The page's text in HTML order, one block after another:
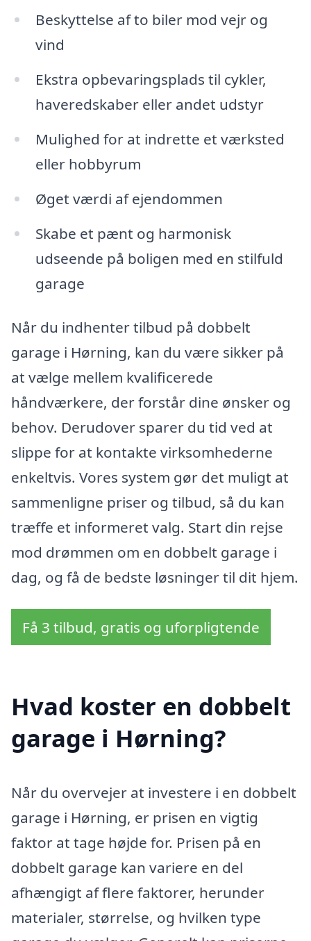
Beskyttelse af to biler mod vejr og
vind
Ekstra opbevaringsplads til cykler,
haveredskaber eller andet udstyr
Mulighed for at indrette et værksted
eller hobbyrum
Øget værdi af ejendommen
Skabe et pænt og harmonisk
udseende på boligen med en stilfuld
garage
Når du indhenter tilbud på dobbelt
garage i Hørning, kan du være sikker på
at vælge mellem kvalificerede
håndværkere, der forstår dine ønsker og
behov. Derudover sparer du tid ved at
slippe for at kontakte virksomhederne
enkeltvis. Vores system gør det muligt at
sammenligne priser og tilbud, så du kan
træffe et informeret valg. Start din rejse
mod drømmen om en dobbelt garage i
dag, og få de bedste løsninger til dit hjem.
Få 3 tilbud, gratis og uforpligtende
Hvad koster en dobbelt
garage i Hørning?
Når du overvejer at investere i en dobbelt
garage i Hørning, er prisen en vigtig
faktor at tage højde for. Prisen på en
dobbelt garage kan variere en del
afhængigt af flere faktorer, herunder
materialer, størrelse, og hvilken type